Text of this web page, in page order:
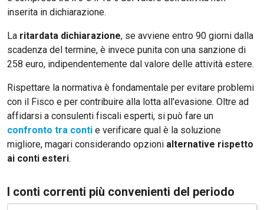
inserita in dichiarazione.
La ritardata dichiarazione, se avviene entro 90 giorni dalla
scadenza del termine, è invece punita con una sanzione di
258 euro, indipendentemente dal valore delle attività estere.
Rispettare la normativa è fondamentale per evitare problemi
con il Fisco e per contribuire alla lotta all'evasione. Oltre ad
affidarsi a consulenti fiscali esperti, si può fare un
confronto tra conti e verificare qual è la soluzione
migliore, magari considerando opzioni alternative rispetto
ai conti esteri.
I conti correnti più convenienti del periodo